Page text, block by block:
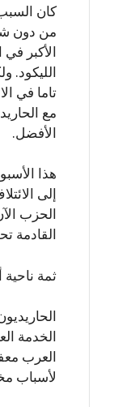
كان
من دون
الأكبر
الليكود.
تاما في
مع
الأفضل.
إلى
الحزب
القادمة
ثمة ناحية
الخدمة
العرب
لأسباب